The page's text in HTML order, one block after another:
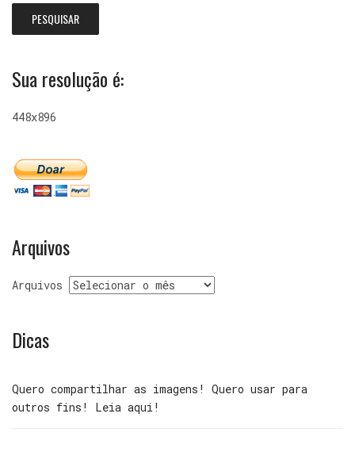
Sua resolução é:
448x896
Arquivos
Arquivos
Dicas
Quero compartilhar as imagens! Quero usar para
outros fins! Leia aqui!